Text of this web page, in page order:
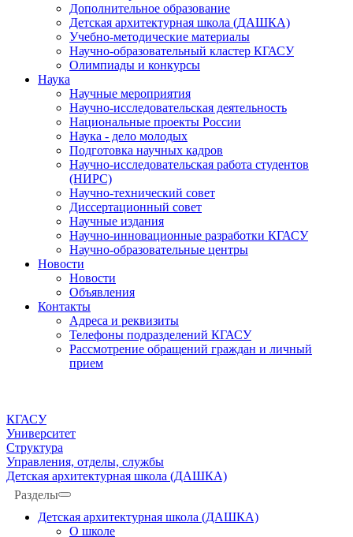
Дополнительное образование
Детская архитектурная школа (ДАШКА)
Учебно-методические материалы
Научно-образовательный кластер КГАСУ
Олимпиады и конкурсы
Наука
Научные мероприятия
Научно-исследовательская деятельность
Национальные проекты России
Наука - дело молодых
Подготовка научных кадров
Научно-исследовательская работа студентов
(НИРС)
Научно-технический совет
Диссертационный совет
Научные издания
Научно-инновационные разработки КГАСУ
Научно-образовательные центры
Новости
Новости
Объявления
Контакты
Адреса и реквизиты
Телефоны подразделений КГАСУ
Рассмотрение обращений граждан и личный
прием
КГАСУ
Университет
Структура
Управления, отделы, службы
Детская архитектурная школа (ДАШКА)
Разделы
Детская архитектурная школа (ДАШКА)
О школе